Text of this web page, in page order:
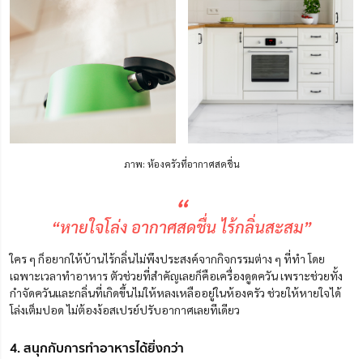
ภาพ: ห้องครัวที่อากาศสดชื่น
“
“หายใจโล่ง อากาศสดชื่น ไร้กลิ่นสะสม”
ใคร ๆ ก็อยากให้บ้านไร้กลิ่นไม่พึงประสงค์จากกิจกรรมต่าง ๆ ที่ทำ โดย
เฉพาะเวลาทำอาหาร ตัวช่วยที่สำคัญเลยก็คือเครื่องดูดควัน เพราะช่วยทั้ง
กำจัดควันและกลิ่นที่เกิดขึ้นไม่ให้หลงเหลืออยู่ในห้องครัว ช่วยให้หายใจได้
โล่งเต็มปอด ไม่ต้องง้อสเปรย์ปรับอากาศเลยทีเดียว
4. สนุกกับการทำอาหารได้ยิ่งกว่า